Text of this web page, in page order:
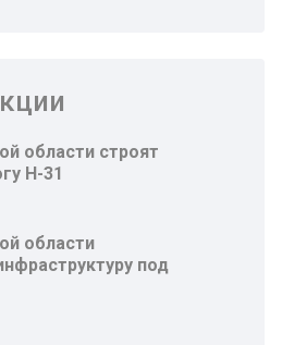
области строят
Н-31
области
под